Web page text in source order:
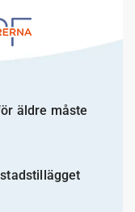
äldre måste